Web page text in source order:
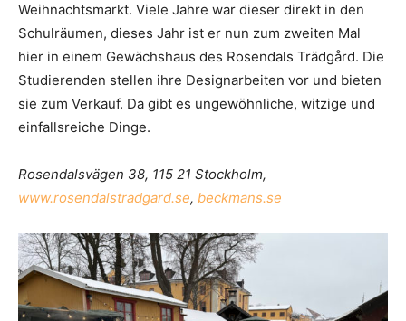
Weihnachtsmarkt. Viele Jahre war dieser direkt in den
Schulräumen, dieses Jahr ist er nun zum zweiten Mal
hier in einem Gewächshaus des Rosendals Trädgård. Die
Studierenden stellen ihre Designarbeiten vor und bieten
sie zum Verkauf. Da gibt es ungewöhnliche, witzige und
einfallsreiche Dinge.
Rosendalsvägen 38, 115 21 Stockholm,
www.rosendalstradgard.se, beckmans.se